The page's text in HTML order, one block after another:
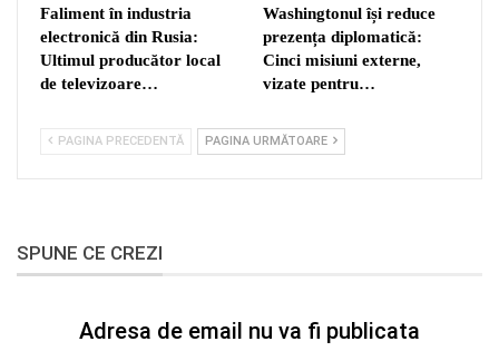
Faliment în industria
electronică din Rusia:
Ultimul producător local
de televizoare…
Washingtonul își reduce
prezența diplomatică:
Cinci misiuni externe,
vizate pentru…
PAGINA PRECEDENTĂ PAGINA URMĂTOARE
SPUNE CE CREZI
Adresa de email nu va fi publicata